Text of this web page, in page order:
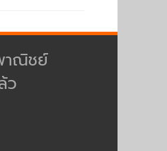
าณิชย์
ว